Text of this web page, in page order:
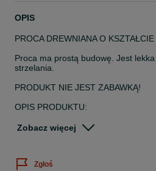
OPIS
PROCA DREWNIANA O
Proca ma prostą budowę. Jest
strzelania.
PRODUKT NIE JEST ZABAWKĄ!
OPIS PRODUKTU:
Materiał, z którego proca jest
Odporna na rozciąganie guma
Zobacz więcej
Zgłoś